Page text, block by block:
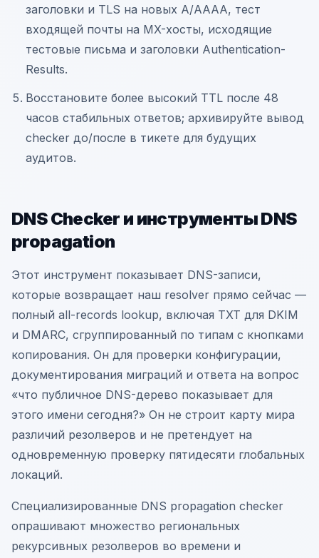
заголовки и TLS на новых A/AAAA, тест
входящей почты на MX-хосты, исходящие
тестовые письма и заголовки Authentication-
Results.
Восстановите более высокий TTL после 48
часов стабильных ответов; архивируйте вывод
checker до/после в тикете для будущих
аудитов.
DNS Checker и инструменты DNS
propagation
Этот инструмент показывает DNS-записи,
которые возвращает наш resolver прямо сейчас —
полный all-records lookup, включая TXT для DKIM
и DMARC, сгруппированный по типам с кнопками
копирования. Он для проверки конфигурации,
документирования миграций и ответа на вопрос
«что публичное DNS-дерево показывает для
этого имени сегодня?» Он не строит карту мира
различий резолверов и не претендует на
одновременную проверку пятидесяти глобальных
локаций.
Специализированные DNS propagation checker
опрашивают множество региональных
рекурсивных резолверов во времени и